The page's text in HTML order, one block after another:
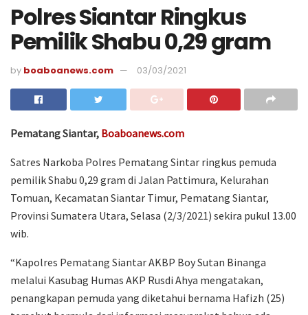
Polres Siantar Ringkus
Pemilik Shabu 0,29 gram
by boaboanews.com 03/03/2021
Pematang Siantar, Boaboanews.com
Satres Narkoba Polres Pematang Sintar ringkus pemuda
pemilik Shabu 0,29 gram di Jalan Pattimura, Kelurahan
Tomuan, Kecamatan Siantar Timur, Pematang Siantar,
Provinsi Sumatera Utara, Selasa (2/3/2021) sekira pukul 13.00
wib.
“Kapolres Pematang Siantar AKBP Boy Sutan Binanga
melalui Kasubag Humas AKP Rusdi Ahya mengatakan,
penangkapan pemuda yang diketahui bernama Hafizh (25)